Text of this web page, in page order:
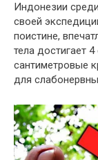
Индонезии
своей
поистине,
тела достигает
сантиметровые
для